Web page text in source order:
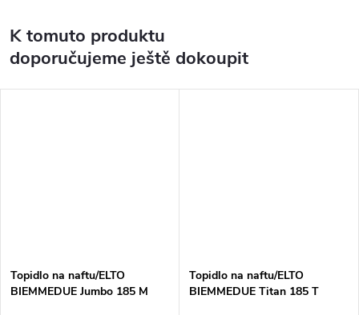
K tomuto produktu
doporučujeme ještě dokoupit
Topidlo na naftu/ELTO
BIEMMEDUE Jumbo 185 M
Topidlo na naftu/ELTO
BIEMMEDUE Titan 185 T